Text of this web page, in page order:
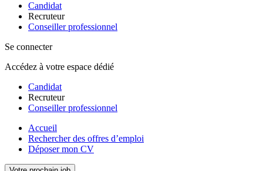
Candidat
Recruteur
Conseiller professionnel
Se connecter
Accédez à votre espace dédié
Candidat
Recruteur
Conseiller professionnel
Accueil
Rechercher des offres d’emploi
Déposer mon CV